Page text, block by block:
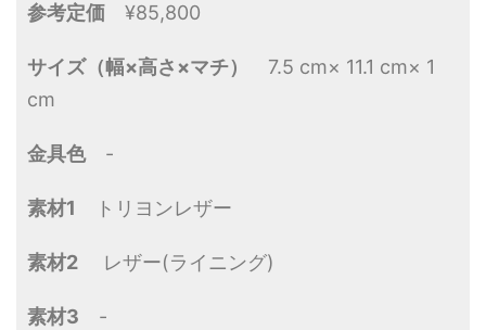
参考定価 ¥85,800
サイズ（幅×高さ×マチ）
7.5 cm× 11.1 cm× 1
cm
金具色-
素材1 トリヨンレザー
素材2 レザー(ライニング)
素材3 -